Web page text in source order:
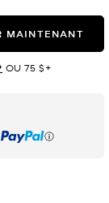
MAINTENANT
OU 75 $+